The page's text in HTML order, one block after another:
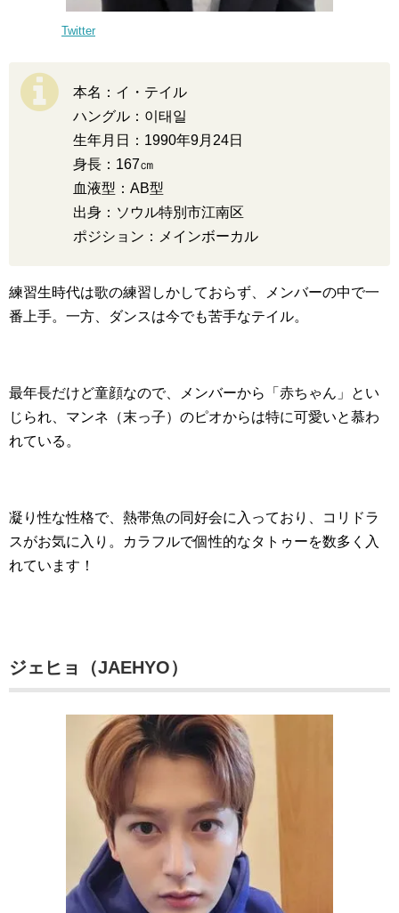
Twitter
本名：イ・テイル
ハングル：이태일
生年月日：1990年9月24日
身長：167㎝
血液型：AB型
出身：ソウル特別市江南区
ポジション：メインボーカル
練習生時代は歌の練習しかしておらず、メンバーの中で一
番上手。一方、ダンスは今でも苦手なテイル。
最年長だけど童顔なので、メンバーから「赤ちゃん」とい
じられ、マンネ（末っ子）のピオからは特に可愛いと慕わ
れている。
凝り性な性格で、熱帯魚の同好会に入っており、コリドラ
スがお気に入り。カラフルで個性的なタトゥーを数多く入
れています！
ジェヒョ（JAEHYO）